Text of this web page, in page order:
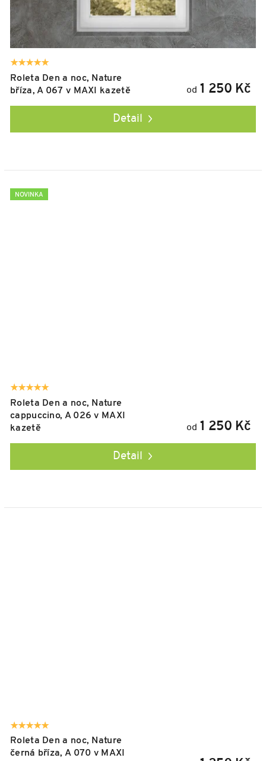
Roleta Den a noc, Nature
bříza, A 067 v MAXI kazetě
od 1 250 Kč
Detail
NOVINKA
Roleta Den a noc, Nature
cappuccino, A 026 v MAXI
kazetě
od 1 250 Kč
Detail
Roleta Den a noc, Nature
černá bříza, A 070 v MAXI